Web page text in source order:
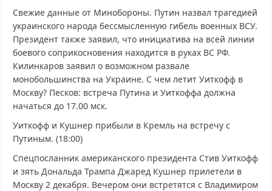
Свежие данные от Минобороны. Путин назвал трагедией
украинского народа бессмысленную гибель военных ВСУ.
Президент также заявил, что инициатива на всей линии
боевого соприкосновения находится в руках ВС РФ.
Килинкаров заявил о возможном развале
монобольшинства на Украине. С чем летит Уиткофф в
Москву? Песков: встреча Путина и Уиткоффа должна
начаться до 17.00 мск.
Уиткофф и Кушнер прибыли в Кремль на встречу с
Путиным. (18:00)
Спецпосланник американского президента Стив Уиткофф
и зять Дональда Трампа Джаред Кушнер прилетели в
Москву 2 декабря. Вечером они встретятся с Владимиром